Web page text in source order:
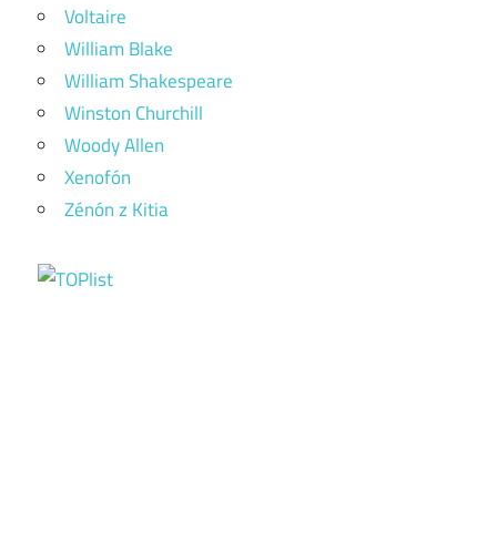
Voltaire
William Blake
William Shakespeare
Winston Churchill
Woody Allen
Xenofón
Zénón z Kitia